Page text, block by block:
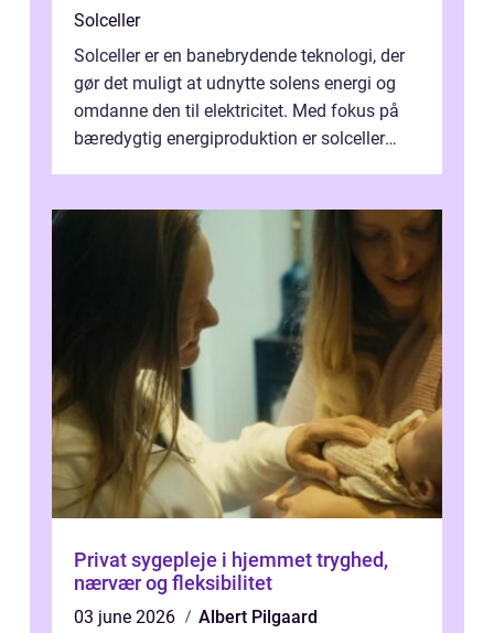
Solceller
Solceller er en banebrydende teknologi, der
gør det muligt at udnytte solens energi og
omdanne den til elektricitet. Med fokus på
bæredygtig energiproduktion er solceller
Privat sygepleje i hjemmet tryghed,
nærvær og fleksibilitet
03 june 2026
Albert Pilgaard